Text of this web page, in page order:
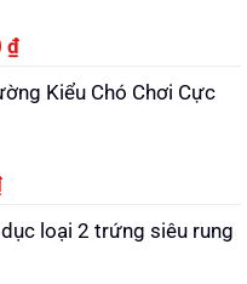
₫.
₫Giá
tại Kiểu Chó Chơi Cực
Giá
tại
loại 2 trứng siêu rung